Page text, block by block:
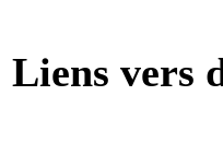
Liens vers